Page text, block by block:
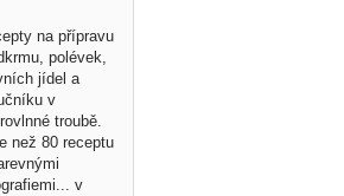
na přípravu
polévek,
jídel a
v
troubě.
než 80 receptu
v